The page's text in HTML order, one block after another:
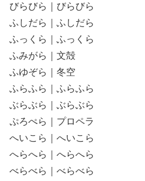
びらびら｜びらびら
ふしだら｜ふしだら
ふっくら｜ふっくら
ふみがら｜文殻
ふゆぞら｜冬空
ふらふら｜ふらふら
ぶらぶら｜ぶらぶら
ぷろぺら｜プロペラ
へいこら｜へいこら
へらへら｜へらへら
べらべら｜べらべら